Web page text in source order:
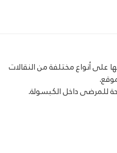
على أنواع مختلفة من النقالات
للمرضى داخل الكبسولة.